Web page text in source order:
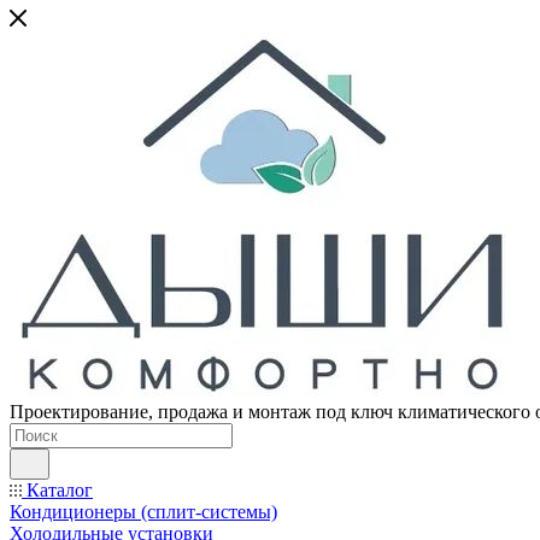
Проектирование, продажа и монтаж под ключ климатического
Каталог
Кондиционеры (сплит-системы)
Холодильные установки